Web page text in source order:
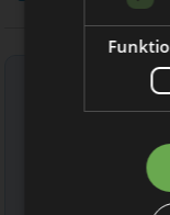
Jeg
Tilmeld
Indtast din e-mail-